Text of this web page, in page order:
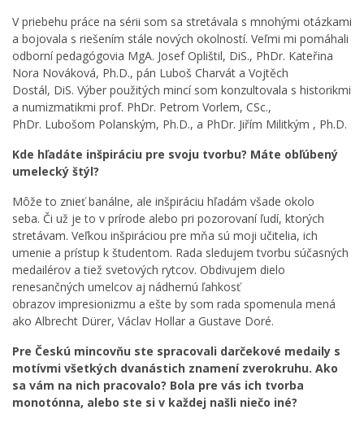
V priebehu práce na sérii som sa stretávala s mnohými otázkami
a bojovala s riešením stále nových okolností. Veľmi mi pomáhali
odborní pedagógovia MgA. Josef Oplištil, DiS., PhDr. Kateřina
Nora Nováková, Ph.D., pán Luboš Charvát a Vojtěch
Dostál, DiS. Výber použitých mincí som konzultovala s historikmi
a numizmatikmi prof. PhDr. Petrom Vorlem, CSc.,
PhDr. Lubošom Polanským, Ph.D., a PhDr. Jiřím Militkým , Ph.D.
Kde hľadáte inšpiráciu pre svoju tvorbu? Máte obľúbený
umelecký štýl?
Môže to znieť banálne, ale inšpiráciu hľadám všade okolo
seba. Či už je to v prírode alebo pri pozorovaní ľudí, ktorých
stretávam. Veľkou inšpiráciou pre mňa sú moji učitelia, ich
umenie a prístup k študentom. Rada sledujem tvorbu súčasných
medailérov a tiež svetových rytcov. Obdivujem dielo
renesančných umelcov aj nádhernú ľahkosť
obrazov impresionizmu a ešte by som rada spomenula mená
ako Albrecht Dürer, Václav Hollar a Gustave Doré.
Pre Českú mincovňu ste spracovali darčekové medaily s
motívmi všetkých dvanástich znamení zverokruhu. Ako
sa vám na nich pracovalo? Bola pre vás ich tvorba
monotónna, alebo ste si v každej našli niečo iné?